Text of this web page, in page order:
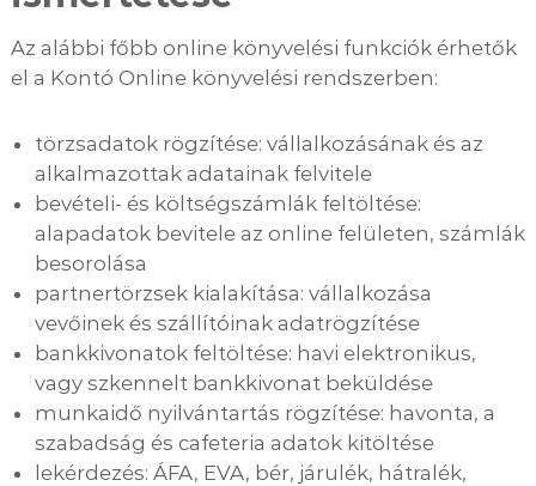
ö
n
v
e
ő
r
o
d
a
á
m
o
r
b
á
h
o
n
n
n
!
Az alábbi főbb online könyvelési funkciók érhetők
el a Kontó Online könyvelési rendszerben:
törzsadatok rögzítése: vállalkozásának és az
alkalmazottak adatainak felvitele
bevételi- és költségszámlák feltöltése:
alapadatok bevitele az online felületen, számlák
besorolása
partnertörzsek kialakítása: vállalkozása
vevőinek és szállítóinak adatrögzítése
bankkivonatok feltöltése: havi elektronikus,
vagy szkennelt bankkivonat beküldése
munkaidő nyilvántartás rögzítése: havonta, a
szabadság és cafeteria adatok kitöltése
lekérdezés: ÁFA, EVA, bér, járulék, hátralék,